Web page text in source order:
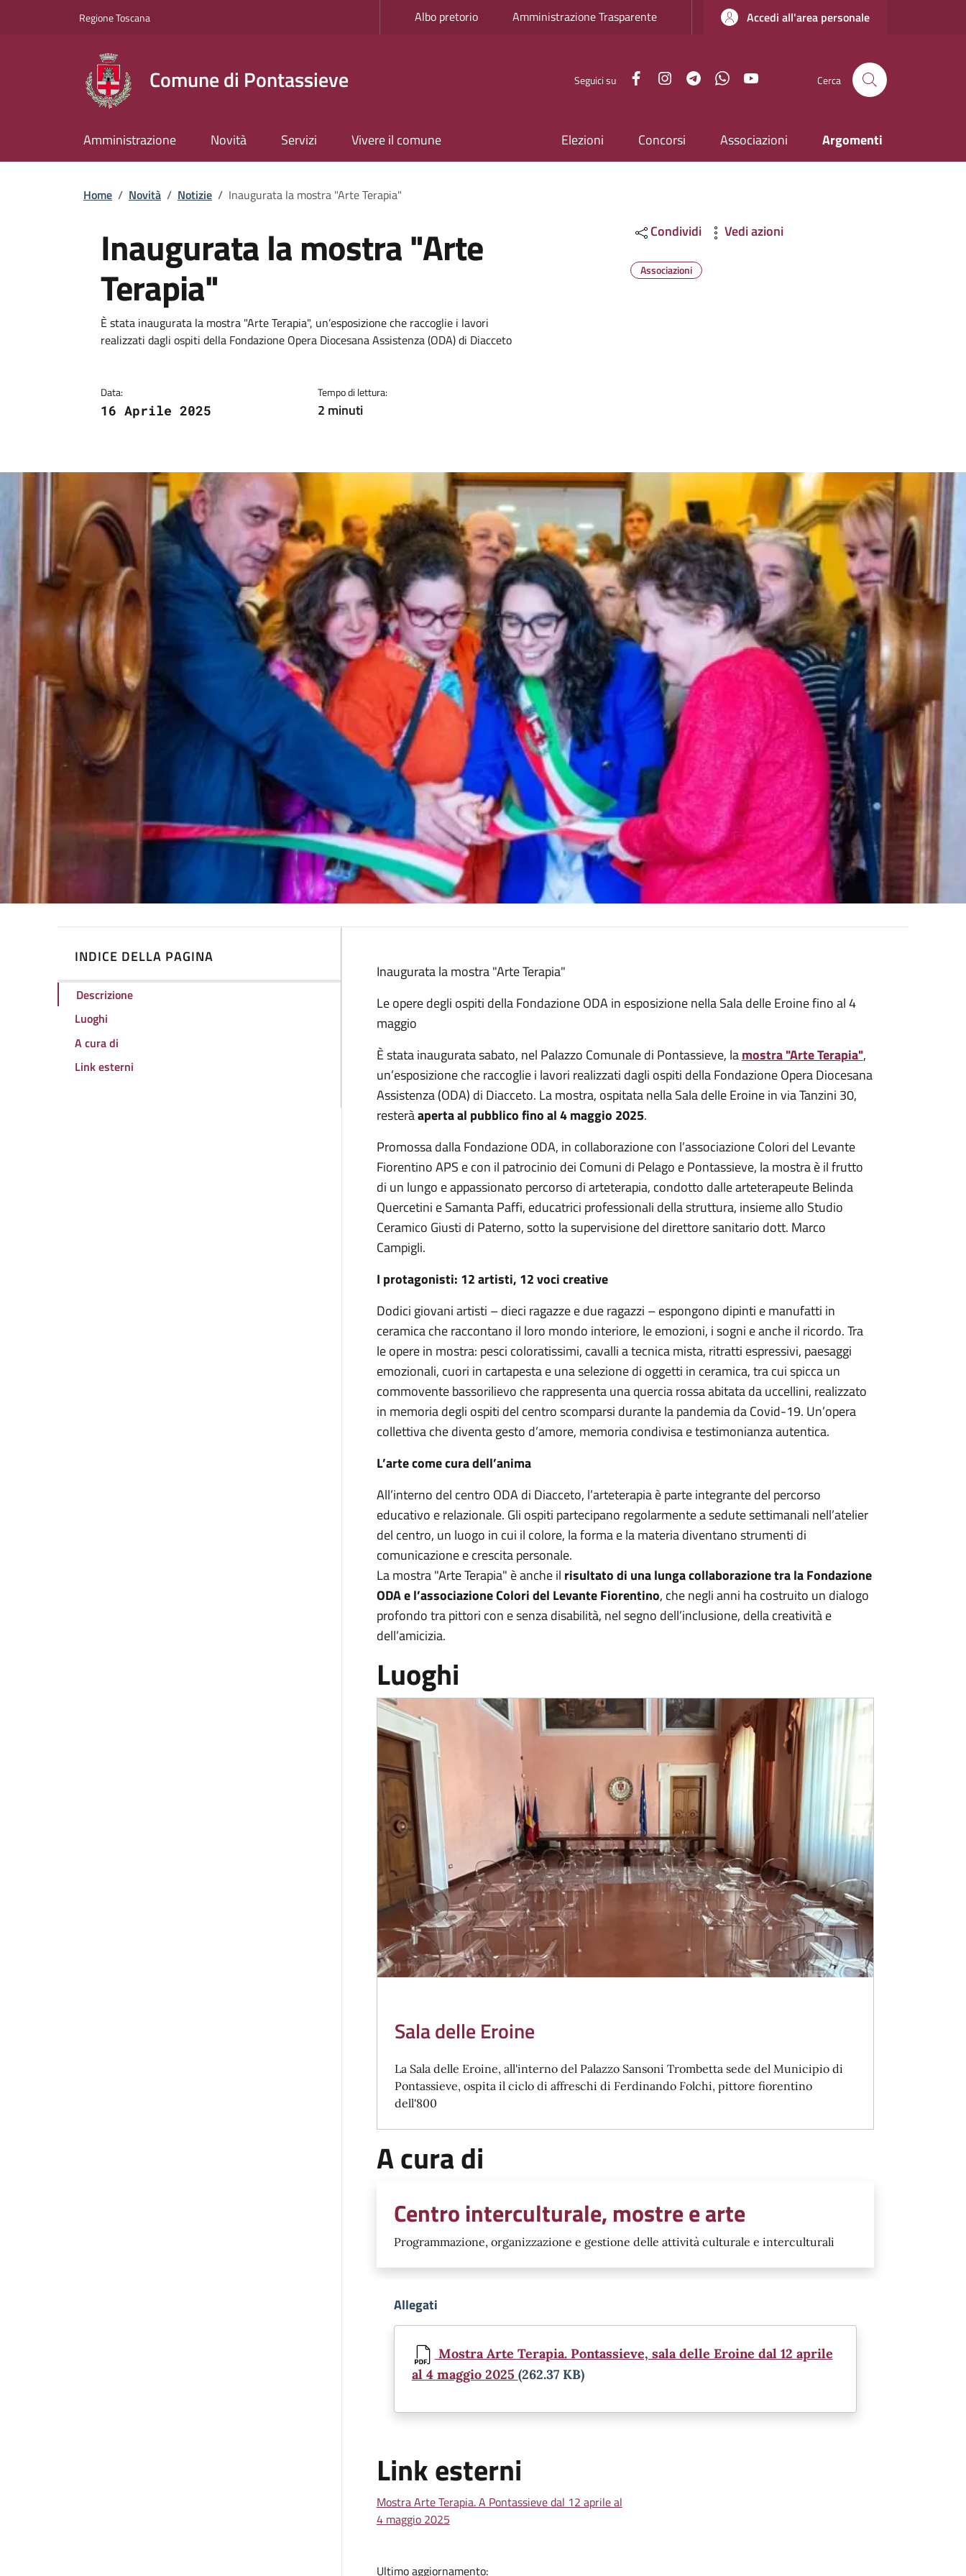
Regione ToscanaSlim top Albo pretorio Amministrazione Trasparente Accedi all'area personale
Comune di Pontassieve Seguici su FacebookInstagramTelegramWhatsApp Cerca
Amministrazione Novità Servizi Vivere il comune Elezioni Concorsi Associazioni Argomenti
Briciole di pane
Home / Novità / Notizie / Inaugurata la mostra "Arte Terapia"
Inaugurata la mostra "Arte
Terapia"
Dettagli
Descrizione breve
È stata inaugurata la mostra "Arte Terapia", un’esposizione che raccoglie i lavori
realizzati dagli ospiti della Fondazione Opera Diocesana Assistenza (ODA) di Diacceto
Data:
16 Aprile 2025
Tempo di lettura:
2 minuti
Condividi Vedi azioni
Associazioni
INDICE DELLA PAGINA
Descrizione
Luoghi
A cura di
Link esterni
Descrizione
Inaugurata la mostra "Arte Terapia"
Le opere degli ospiti della Fondazione ODA in esposizione nella Sala delle Eroine fino al 4
maggio
È stata inaugurata sabato, nel Palazzo Comunale di Pontassieve, lamostra "Arte Terapia",
un’esposizione che raccoglie i lavori realizzati dagli ospiti della Fondazione Opera Diocesana
Assistenza (ODA) di Diacceto. La mostra, ospitata nella Sala delle Eroine in via Tanzini 30,
resteràaperta al pubblico fino al 4 maggio 2025.
Promossa dalla Fondazione ODA, in collaborazione con l’associazione Colori del Levante
Fiorentino APS e con il patrocinio dei Comuni di Pelago e Pontassieve, la mostra è il frutto
di un lungo e appassionato percorso di arteterapia, condotto dalle arteterapeute Belinda
Quercetini e Samanta Paffi, educatrici professionali della struttura, insieme allo Studio
Ceramico Giusti di Paterno, sotto la supervisione del direttore sanitario dott. Marco
Campigli.
I protagonisti: 12 artisti, 12 voci creative
Dodici giovani artisti – dieci ragazze e due ragazzi – espongono dipinti e manufatti in
ceramica che raccontano il loro mondo interiore, le emozioni, i sogni e anche il ricordo. Tra
le opere in mostra: pesci coloratissimi, cavalli a tecnica mista, ritratti espressivi, paesaggi
emozionali, cuori in cartapesta e una selezione di oggetti in ceramica, tra cui spicca un
commovente bassorilievo che rappresenta una quercia rossa abitata da uccellini, realizzato
in memoria degli ospiti del centro scomparsi durante la pandemia da Covid-19. Un’opera
collettiva che diventa gesto d’amore, memoria condivisa e testimonianza autentica.
L’arte come cura dell’anima
All’interno del centro ODA di Diacceto, l’arteterapia è parte integrante del percorso
educativo e relazionale. Gli ospiti partecipano regolarmente a sedute settimanali nell’atelier
del centro, un luogo in cui il colore, la forma e la materia diventano strumenti di
comunicazione e crescita personale.
La mostra "Arte Terapia" è anche il risultato di una lunga collaborazione tra la Fondazione
ODA e l’associazione Colori del Levante Fiorentino, che negli anni ha costruito un dialogo
profondo tra pittori con e senza disabilità, nel segno dell’inclusione, della creatività e
dell’amicizia.
Luoghi
Sala delle Eroine
La Sala delle Eroine, all'interno del Palazzo Sansoni Trombetta sede del Municipio di
Pontassieve, ospita il ciclo di affreschi di Ferdinando Folchi, pittore fiorentino
dell'800
A cura di
Centro interculturale, mostre e arte
Programmazione, organizzazione e gestione delle attività culturale e interculturali
Allegati
Mostra Arte Terapia. Pontassieve, sala delle Eroine dal 12 aprile
al 4 maggio 2025 (262.37 KB)
Link esterni
Mostra Arte Terapia. A Pontassieve dal 12 aprile al
4 maggio 2025
Ultimo aggiornamento: